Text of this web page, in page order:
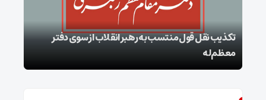
تکذیب نقل قول منتسب به رهبر انقلاب از سوی دفتر
معظم‌له